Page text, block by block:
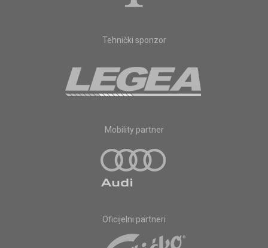
Tehnički sponzor
Mobility partner
Oficijelni partneri